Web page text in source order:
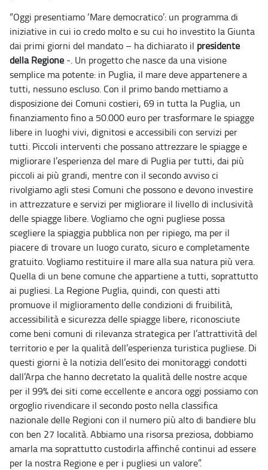
“Oggi presentiamo ‘Mare democratico’: un programma di
iniziative in cui io credo molto e su cui ho investito la Giunta
dai primi giorni del mandato – ha dichiarato il presidente
della Regione -. Un progetto che nasce da una visione
semplice ma potente: in Puglia, il mare deve appartenere a
tutti, nessuno escluso. Con il primo bando mettiamo a
disposizione dei Comuni costieri, 69 in tutta la Puglia, un
finanziamento fino a 50.000 euro per trasformare le spiagge
libere in luoghi vivi, dignitosi e accessibili con servizi per
tutti. Piccoli interventi che possano attrezzare le spiagge e
migliorare l’esperienza del mare di Puglia per tutti, dai più
piccoli ai più grandi, mentre con il secondo avviso ci
rivolgiamo agli stesi Comuni che possono e devono investire
in attrezzature e servizi per migliorare il livello di inclusività
delle spiagge libere. Vogliamo che ogni pugliese possa
scegliere la spiaggia pubblica non per ripiego, ma per il
piacere di trovare un luogo curato, sicuro e completamente
gratuito. Vogliamo restituire il mare alla sua natura più vera.
Quella di un bene comune che appartiene a tutti, soprattutto
ai pugliesi. La Regione Puglia, quindi, con questi atti
promuove il miglioramento delle condizioni di fruibilità,
accessibilità e sicurezza delle spiagge libere, riconosciute
come beni comuni di rilevanza strategica per l’attrattività del
territorio e per la qualità dell’esperienza turistica pugliese. Di
questi giorni è la notizia dell’esito dei monitoraggi condotti
dall’Arpa che hanno decretato la qualità delle nostre acque
per il 99% dei siti come eccellente e ancora oggi possiamo con
orgoglio rivendicare il secondo posto nella classifica
nazionale delle Regioni con il numero più alto di bandiere blu
con ben 27 località. Abbiamo una risorsa preziosa, dobbiamo
amarla ma soprattutto custodirla affinché continui ad essere
per la nostra Regione e per i pugliesi un valore”.